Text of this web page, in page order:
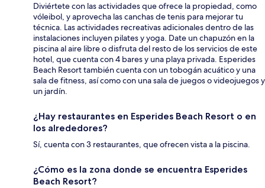
Diviértete con las actividades que ofrece la propiedad, como
vóleibol, y aprovecha las canchas de tenis para mejorar tu
técnica. Las actividades recreativas adicionales dentro de las
instalaciones incluyen pilates y yoga. Date un chapuzón en la
piscina al aire libre o disfruta del resto de los servicios de este
hotel, que cuenta con 4 bares y una playa privada. Esperides
Beach Resort también cuenta con un tobogán acuático y una
sala de fitness, así como con una sala de juegos o videojuegos y
un jardín.
¿Hay restaurantes en Esperides Beach Resort o en
los alrededores?
Sí, cuenta con 3 restaurantes, que ofrecen vista a la piscina.
¿Cómo es la zona donde se encuentra Esperides
Beach Resort?